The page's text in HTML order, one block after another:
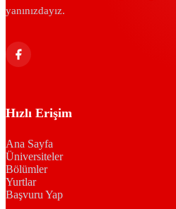
yanınızdayız.
Hızlı Erişim
Ana Sayfa
Üniversiteler
Bölümler
Yurtlar
Başvuru Yap